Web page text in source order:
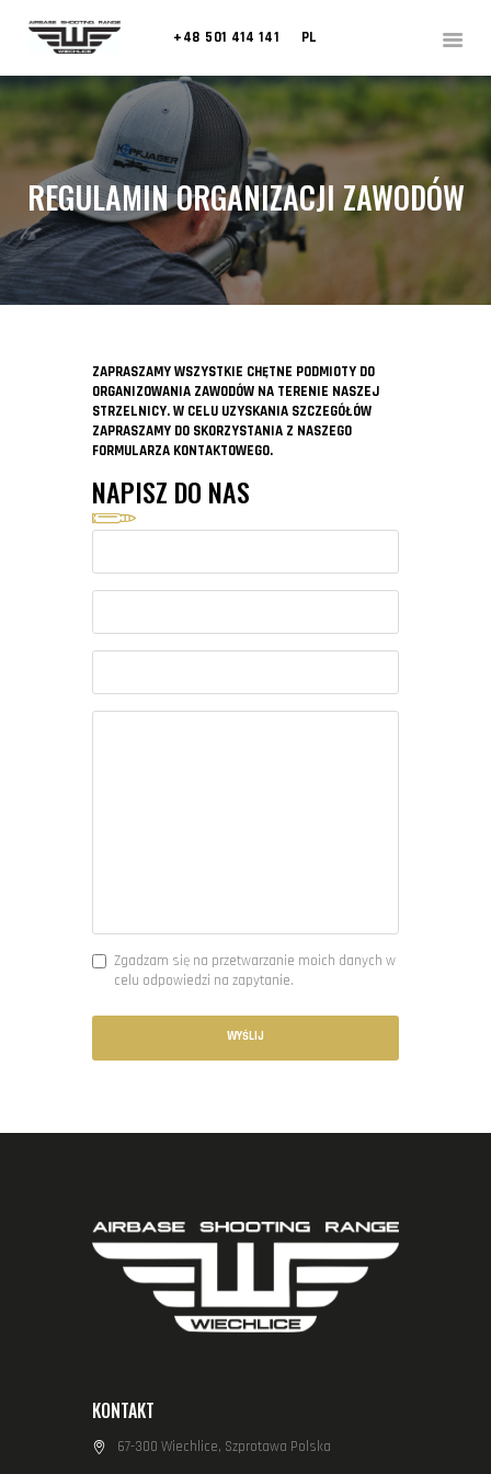
+48 501 414 141 PL
REGULAMIN ORGANIZACJI ZAWODÓW
ZAPRASZAMY WSZYSTKIE CHĘTNE PODMIOTY DO
ORGANIZOWANIA ZAWODÓW NA TERENIE NASZEJ
STRZELNICY. W CELU UZYSKANIA SZCZEGÓŁÓW
ZAPRASZAMY DO SKORZYSTANIA Z NASZEGO
FORMULARZA KONTAKTOWEGO.
NAPISZ DO NAS
Zgadzam się na przetwarzanie moich danych w
celu odpowiedzi na zapytanie.
KONTAKT
67-300 Wiechlice, Szprotawa Polska